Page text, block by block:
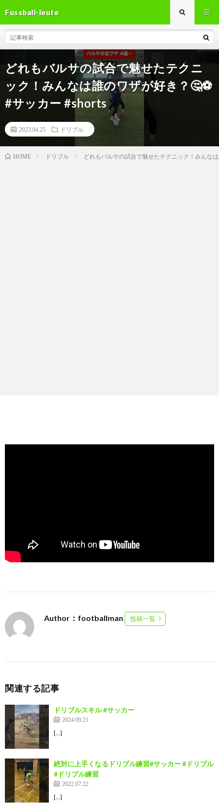
Fussball-leute
どれもバルサの試合で魅せたテクニ
ック！みんなは誰のワザが好き？🤔⚽️
#サッカー #shorts
2023.04.25 ドリブル
HOME ドリブル どれもバルサの試合で魅せたテクニック！みんな
Author：footballman 投稿一覧
関連する記事
ドリブルスキル #サッカー
2024.09.21
[…]
絶対に上手くなるドリブル練習#サッカー #ドリブル
#ドリブル練習
2022.07.22
[…]